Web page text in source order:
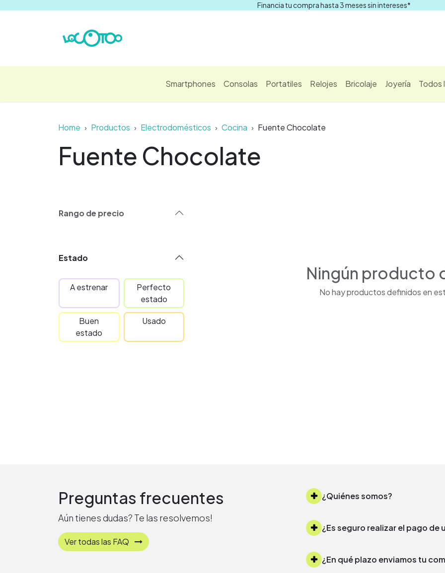
Financia tu compra hasta 3 meses sin intereses*
Smartphones Consolas Portatiles Relojes Bricolaje Joyería Todos
Home Productos Electrodomésticos Cocina Fuente Chocolate
Fuente Chocolate
Rango de precio
Estado
A estrenar
Perfecto
estado
Buen
estado
Usado
Ningún producto
No hay productos definidos en
Preguntas frecuentes
Aún tienes dudas? Te las resolvemos!
Ver todas las FAQ
¿Quiénes somos?
¿Es seguro realizar el pago